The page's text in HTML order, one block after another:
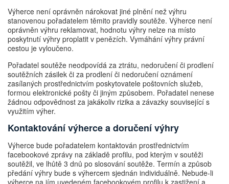
Výherce není oprávněn nárokovat jiné plnění než výhru
stanovenou pořadatelem těmito pravidly soutěže. Výherce není
oprávněn výhru reklamovat, hodnotu výhry nelze na místo
poskytnutí výhry proplatit v penězích. Vymáhání výhry právní
cestou je vyloučeno.
Pořadatel soutěže neodpovídá za ztrátu, nedoručení či prodlení
soutěžních zásilek či za prodlení či nedoručení oznámení
zasílaných prostřednictvím poskytovatele poštovních služeb,
formou elektronické pošty či jiným způsobem. Pořadatel nenese
žádnou odpovědnost za jakákoliv rizika a závazky související s
využitím výher.
Kontaktování výherce a doručení výhry
Výherce bude pořadatelem kontaktován prostřednictvím
facebookové zprávy na základě profilu, pod kterým v soutěži
soutěžil, ve lhůtě 3 dnů po slosování soutěže. Termín a způsob
předání výhry bude s výhercem sjednán individuálně. Nebude-li
výherce na jím uvedeném facebookovém profilu k zastižení a